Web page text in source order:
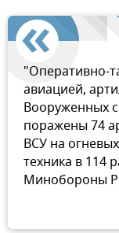
"Оперативно-
авиацией,
Вооруженных
поражены 74
ВСУ на
техника в 114
Минобороны